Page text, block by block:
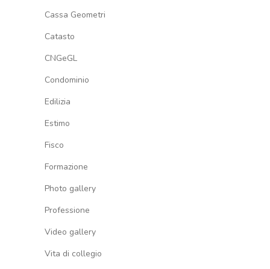
Cassa Geometri
Catasto
CNGeGL
Condominio
Edilizia
Estimo
Fisco
Formazione
Photo gallery
Professione
Video gallery
Vita di collegio